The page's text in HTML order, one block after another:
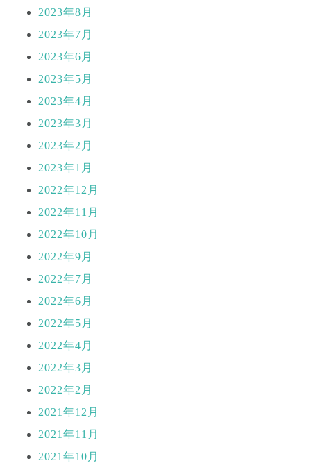
2023年8月
2023年7月
2023年6月
2023年5月
2023年4月
2023年3月
2023年2月
2023年1月
2022年12月
2022年11月
2022年10月
2022年9月
2022年7月
2022年6月
2022年5月
2022年4月
2022年3月
2022年2月
2021年12月
2021年11月
2021年10月